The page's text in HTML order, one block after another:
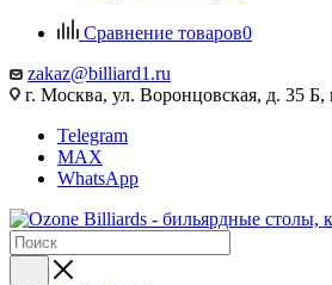
Сравнение товаров0
zakaz@billiard1.ru
г. Москва, ул. Воронцовская, д. 35 Б,
Telegram
MAX
WhatsApp